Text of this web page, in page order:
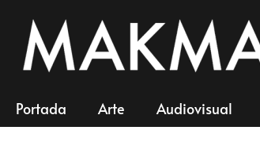
Portada Arte Audiovisual